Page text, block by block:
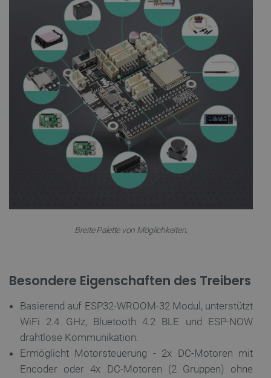
Breite Palette von Möglichkeiten.
Besondere Eigenschaften des Treibers
Basierend auf ESP32-WROOM-32 Modul, unterstützt
WiFi 2.4 GHz, Bluetooth 4.2 BLE und ESP-NOW
drahtlose Kommunikation.
Ermöglicht Motorsteuerung - 2x DC-Motoren mit
Encoder oder 4x DC-Motoren (2 Gruppen) ohne